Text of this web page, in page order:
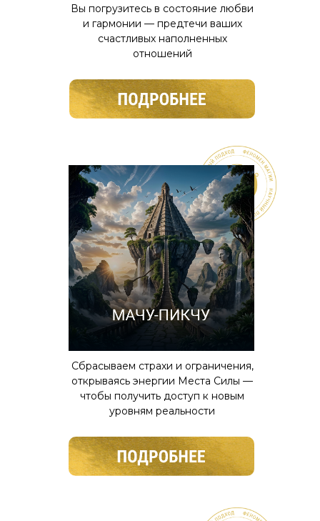
Вы погрузитесь в состояние любви
и гармонии — предтечи ваших
счастливых наполненных
отношений
Сбрасываем страхи и ограничения,
открываясь энергии Места Силы —
чтобы получить доступ к новым
уровням реальности